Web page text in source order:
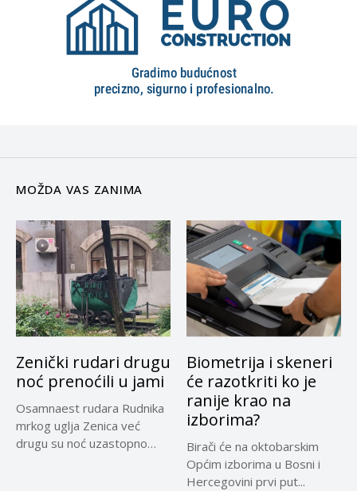
MOŽDA VAS ZANIMA
Zenički rudari drugu
noć prenoćili u jami
Osamnaest rudara Rudnika
mrkog uglja Zenica već
drugu su noć uzastopno
Biometrija i skeneri
će razotkriti ko je
ranije krao na
izborima?
Birači će na oktobarskim
Općim izborima u Bosni i
Hercegovini prvi put...